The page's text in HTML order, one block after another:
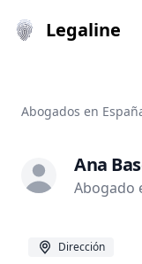
Legaline
Abogados en
Ana
Abogado
Dirección